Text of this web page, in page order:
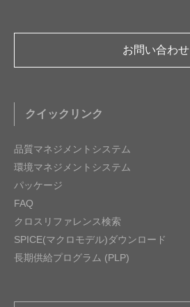
お問い合わせ
クイックリンク
品質マネジメントシステム
環境マネジメントシステム
パッケージ
FAQ
クロスリファレンス検索
SPICE(マクロモデル)ダウンロード
長期供給プログラム (PLP)